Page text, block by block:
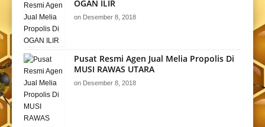
OGAN ILIR
on Desember 8, 2018
Pusat Resmi Agen Jual Melia Propolis Di
MUSI RAWAS UTARA
on Desember 8, 2018